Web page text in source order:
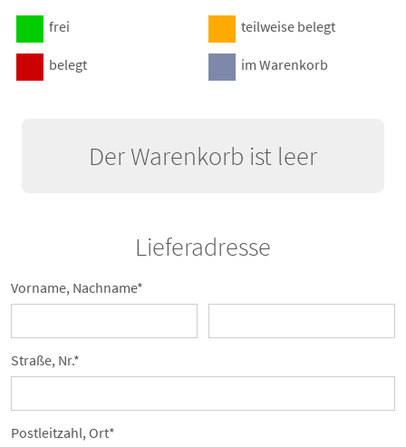
frei teilweise belegt
belegt im Warenkorb
Der Warenkorb ist leer
Lieferadresse
Vorname, Nachname*
Straße, Nr.*
Postleitzahl, Ort*